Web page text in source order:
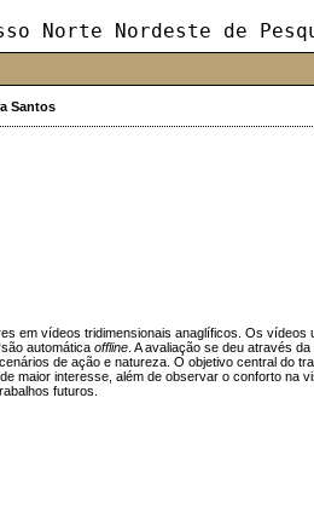
Norte Nordeste de
Santos
em vídeos tridimensionais anaglíficos. Os
automática offline. A avaliação se deu através
de ação e natureza. O objetivo central do
interesse, além de observar o conforto na
futuros.